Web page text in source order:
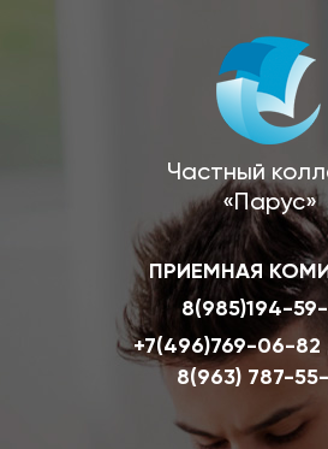
Частный
«Парус»
ПРИЕМНАЯ
8(985)194-
+7(496)769-06-82
8(963) 787-